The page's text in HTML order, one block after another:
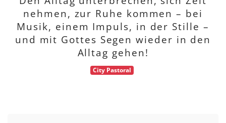
nehmen, zur Ruhe kommen – bei
Musik, einem Impuls, in der Stille –
und mit Gottes Segen wieder in den
Alltag gehen!
City Pastoral